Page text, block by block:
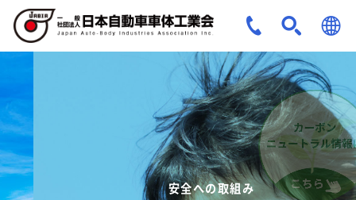
JPN
ENG
安全への取組み